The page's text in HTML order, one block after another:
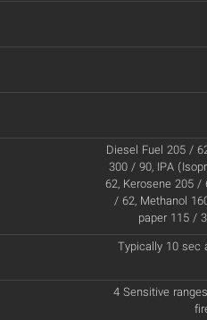
Diesel Fuel 205 /
300 / 90, IPA
62, Kerosene 205
/ 62, Methanol
paper 115 /
Typically 10 sec
4 Sensitive